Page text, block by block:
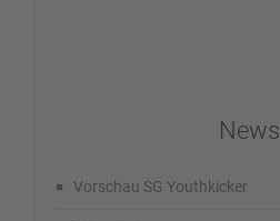
News
Vorschau SG Youthkicker